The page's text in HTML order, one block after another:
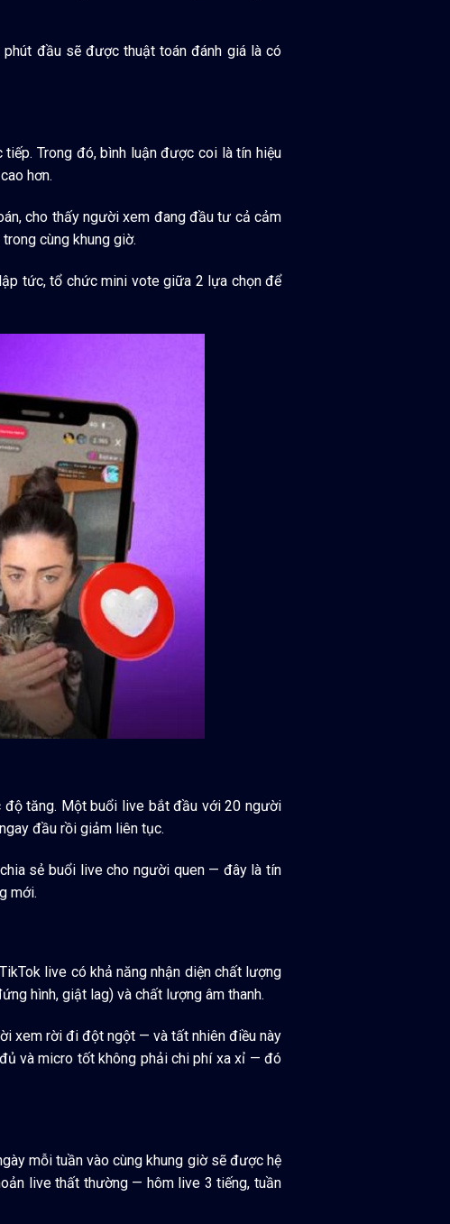
đầu sẽ được thuật toán đánh giá là có
Trong đó, bình luận được coi là tín hiệu
hơn.
cho thấy người xem đang đầu tư cả cảm
cùng khung giờ.
tức, tổ chức mini vote giữa 2 lựa chọn để
tăng. Một buổi live bắt đầu với 20 người
đầu rồi giảm liên tục.
sẻ buổi live cho người quen — đây là tín
mới.
live có khả năng nhận diện chất lượng
hình, giật lag) và chất lượng âm thanh.
xem rời đi đột ngột — và tất nhiên điều này
và micro tốt không phải chi phí xa xỉ — đó
mỗi tuần vào cùng khung giờ sẽ được hệ
live thất thường — hôm live 3 tiếng, tuần